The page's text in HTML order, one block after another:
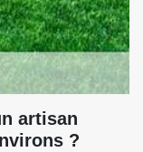
artisan
?